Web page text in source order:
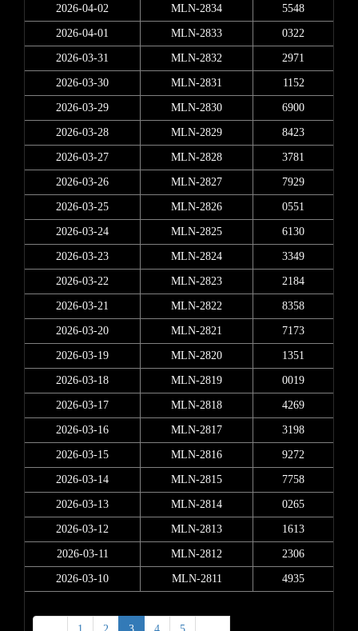
2026-04-02 MLN-2834 5548
2026-04-01 MLN-2833 0322
2026-03-31 MLN-2832 2971
2026-03-30 MLN-2831 1152
2026-03-29 MLN-2830 6900
2026-03-28 MLN-2829 8423
2026-03-27 MLN-2828 3781
2026-03-26 MLN-2827 7929
2026-03-25 MLN-2826 0551
2026-03-24 MLN-2825 6130
2026-03-23 MLN-2824 3349
2026-03-22 MLN-2823 2184
2026-03-21 MLN-2822 8358
2026-03-20 MLN-2821 7173
2026-03-19 MLN-2820 1351
2026-03-18 MLN-2819 0019
2026-03-17 MLN-2818 4269
2026-03-16 MLN-2817 3198
2026-03-15 MLN-2816 9272
2026-03-14 MLN-2815 7758
2026-03-13 MLN-2814 0265
2026-03-12 MLN-2813 1613
2026-03-11 MLN-2812 2306
2026-03-10 MLN-2811 4935